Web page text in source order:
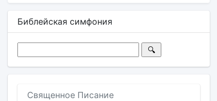
Библейская симфония
Священное Писание